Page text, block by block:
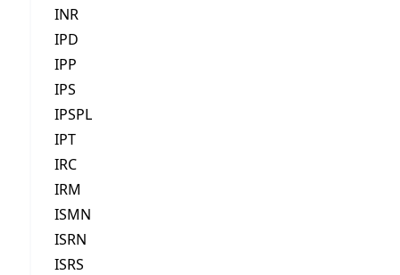
INR
IPD
IPP
IPS
IPSPL
IPT
IRC
IRM
ISMN
ISRN
ISRS